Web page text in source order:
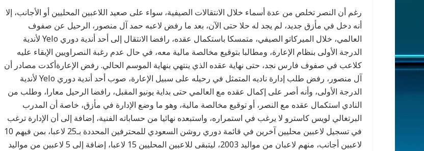
رغم أن النصر تخلص من عدة أسماء خلال الانتقالات الصيفية، سواء على صعيد اللاعبين المحليين أو الأجانب، إلا
أنه دخل في مأزق جديد، لم يجد له حلا حتى الآن، بعد ما رفض لاعبه حمد آل منصور، الرحيل عن صفوف
العالمي، خلال الميركاتو الصيفي، متمسكا باستكمال عقده، رافضا الانتقال إلى أحد أندية دوري Yelo لأندية
الدرجة الأولى بنظام الإعارة، ومطالبا بتوقيع مخالصة مالية معه، في حال عدم رغبة النصراويين الإبقاء عليه
كلاعب في صفوف فارس نجد، حتى نهاية عقده الذي ينتهي بنهاية الموسم الحالي. رفض الإعارةأكدت مصادر أن
آل منصور، رفض طلب إدارة ناديه المتمثل في رحيله على سبيل الإعارة، صوب أحد أندية دوري Yelo لأندية
الدرجة الأولى، وأنه أصر على إكمال عقده مع العالمي حتى بداية يونيو المقبل، رافضا الرحيل معارا، وطلب من
النادي استكمال عقده مع النصر، أو توقيع مخالصة مالية، وهو ما وضع الإدارة في مأزق، خاصة أن المدرب
البرتغالي لويس كاسترو لا يرغب في استمراره، واستبعده نهائيا من حساباته الفنية، إضافة إلى أن الإدارة ترغب
في تسجيل لاعبين محليين آخرين في قائمة دوري روشن السعودي للمحترفين المحددة بـ25 لاعبا، بمن فيهم 10
لاعبين أجانب، منهم لاعبان من مواليد 2003، ليتبقى للاعبين المحليين 15 لاعبا، إضافة إلى 5 لاعبين من مواليد